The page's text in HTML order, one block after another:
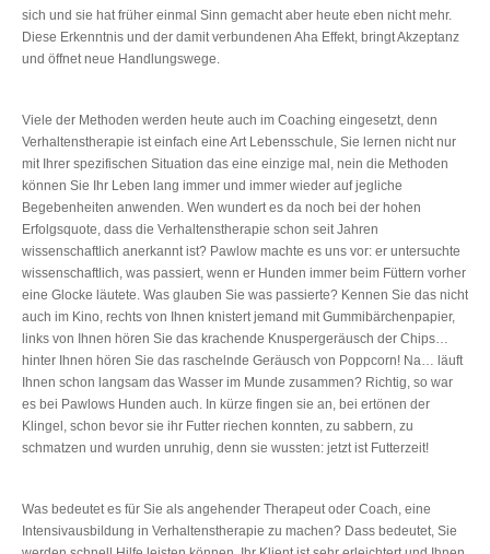
sich und sie hat früher einmal Sinn gemacht aber heute eben nicht mehr.
Diese Erkenntnis und der damit verbundenen Aha Effekt, bringt Akzeptanz
und öffnet neue Handlungswege.
Viele der Methoden werden heute auch im Coaching eingesetzt, denn
Verhaltenstherapie ist einfach eine Art Lebensschule, Sie lernen nicht nur
mit Ihrer spezifischen Situation das eine einzige mal, nein die Methoden
können Sie Ihr Leben lang immer und immer wieder auf jegliche
Begebenheiten anwenden. Wen wundert es da noch bei der hohen
Erfolgsquote, dass die Verhaltenstherapie schon seit Jahren
wissenschaftlich anerkannt ist? Pawlow machte es uns vor: er untersuchte
wissenschaftlich, was passiert, wenn er Hunden immer beim Füttern vorher
eine Glocke läutete. Was glauben Sie was passierte? Kennen Sie das nicht
auch im Kino, rechts von Ihnen knistert jemand mit Gummibärchenpapier,
links von Ihnen hören Sie das krachende Knuspergeräusch der Chips…
hinter Ihnen hören Sie das raschelnde Geräusch von Poppcorn! Na… läuft
Ihnen schon langsam das Wasser im Munde zusammen? Richtig, so war
es bei Pawlows Hunden auch. In kürze fingen sie an, bei ertönen der
Klingel, schon bevor sie ihr Futter riechen konnten, zu sabbern, zu
schmatzen und wurden unruhig, denn sie wussten: jetzt ist Futterzeit!
Was bedeutet es für Sie als angehender Therapeut oder Coach, eine
Intensivausbildung in Verhaltenstherapie zu machen? Dass bedeutet, Sie